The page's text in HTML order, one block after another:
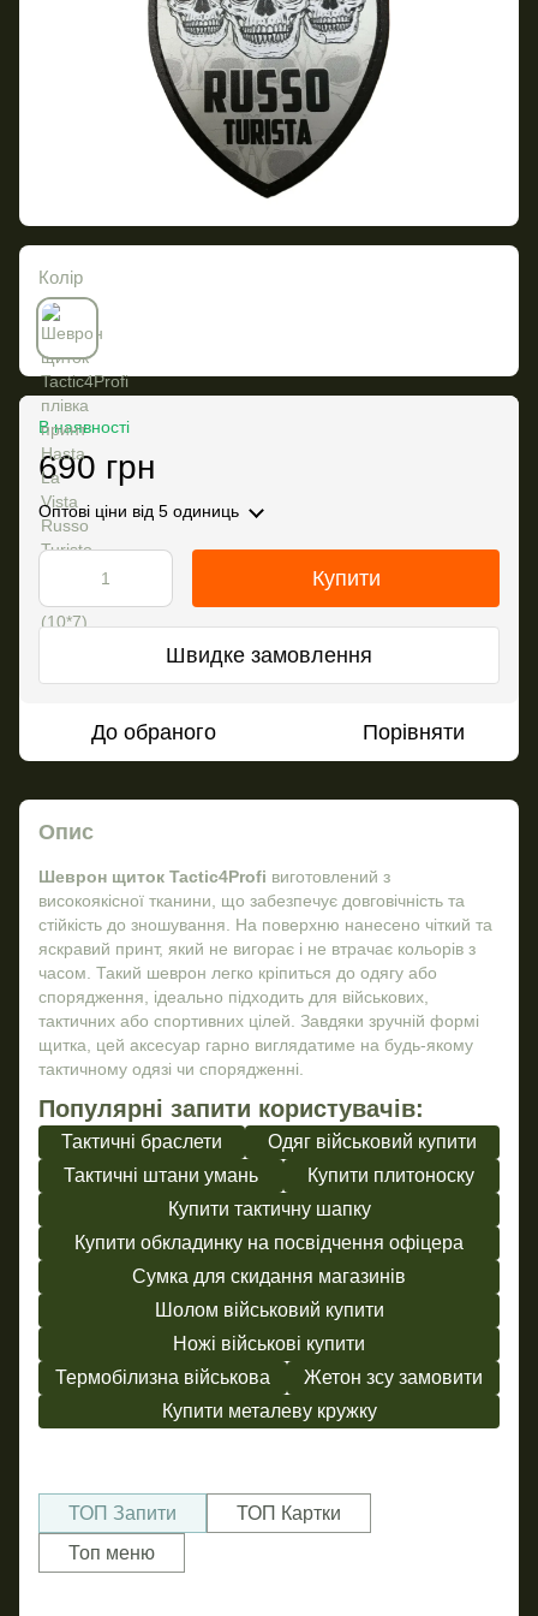
Колір
В наявності
690 грн
Оптові ціни від 5 одиниць
Купити
Швидке замовлення
До обраного Порівняти
Опис
Шеврон щиток Tactic4Profi виготовлений з
високоякісної тканини, що забезпечує довговічність та
стійкість до зношування. На поверхню нанесено чіткий та
яскравий принт, який не вигорає і не втрачає кольорів з
часом. Такий шеврон легко кріпиться до одягу або
спорядження, ідеально підходить для військових,
тактичних або спортивних цілей. Завдяки зручній формі
щитка, цей аксесуар гарно виглядатиме на будь-якому
тактичному одязі чи спорядженні.
Популярні запити користувачів:
Тактичні браслети
Одяг військовий купити
Тактичні штани умань
Купити плитоноску
Купити тактичну шапку
Купити обкладинку на посвідчення офіцера
Сумка для скидання магазинів
Шолом військовий купити
Ножі військові купити
Термобілизна військова
Жетон зсу замовити
Купити металеву кружку
ТОП Запити
ТОП Картки
Топ меню